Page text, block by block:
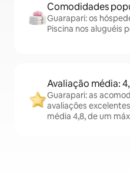
Comodidades
Guarapari: os
Piscina nos aluguéis
Avaliação média:
Guarapari: as
avaliações
média 4,8, de um